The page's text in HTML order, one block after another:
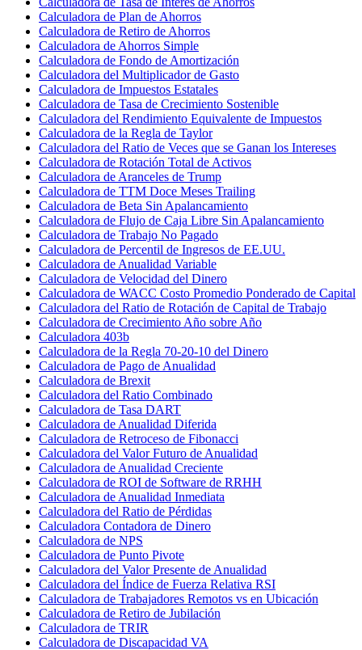
Calculadora de Plan de Ahorros
Calculadora de Retiro de Ahorros
Calculadora de Ahorros Simple
Calculadora de Fondo de Amortización
Calculadora del Multiplicador de Gasto
Calculadora de Impuestos Estatales
Calculadora de Tasa de Crecimiento Sostenible
Calculadora del Rendimiento Equivalente de Impuestos
Calculadora de la Regla de Taylor
Calculadora del Ratio de Veces que se Ganan los Intereses
Calculadora de Rotación Total de Activos
Calculadora de Aranceles de Trump
Calculadora de TTM Doce Meses Trailing
Calculadora de Beta Sin Apalancamiento
Calculadora de Flujo de Caja Libre Sin Apalancamiento
Calculadora de Trabajo No Pagado
Calculadora de Percentil de Ingresos de EE.UU.
Calculadora de Anualidad Variable
Calculadora de Velocidad del Dinero
Calculadora de WACC Costo Promedio Ponderado de Capital
Calculadora del Ratio de Rotación de Capital de Trabajo
Calculadora de Crecimiento Año sobre Año
Calculadora 403b
Calculadora de la Regla 70-20-10 del Dinero
Calculadora de Pago de Anualidad
Calculadora de Brexit
Calculadora del Ratio Combinado
Calculadora de Tasa DART
Calculadora de Anualidad Diferida
Calculadora de Retroceso de Fibonacci
Calculadora del Valor Futuro de Anualidad
Calculadora de Anualidad Creciente
Calculadora de ROI de Software de RRHH
Calculadora de Anualidad Inmediata
Calculadora del Ratio de Pérdidas
Calculadora Contadora de Dinero
Calculadora de NPS
Calculadora de Punto Pivote
Calculadora del Valor Presente de Anualidad
Calculadora del Índice de Fuerza Relativa RSI
Calculadora de Trabajadores Remotos vs en Ubicación
Calculadora de Retiro de Jubilación
Calculadora de TRIR
Calculadora de Discapacidad VA